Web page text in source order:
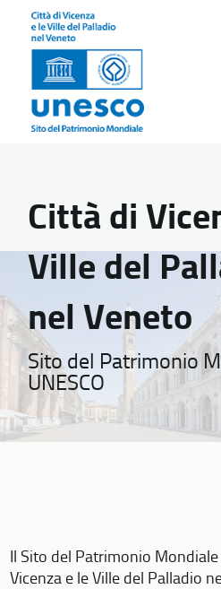
Città di
Ville del
nel Veneto
Sito del Patrimonio
UNESCO
Il Sito del Patrimonio Mondiale
Vicenza e le Ville del Palladio